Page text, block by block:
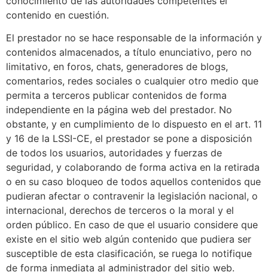
contenido en cuestión.
El prestador no se hace responsable de la información y
contenidos almacenados, a título enunciativo, pero no
limitativo, en foros, chats, generadores de blogs,
comentarios, redes sociales o cualquier otro medio que
permita a terceros publicar contenidos de forma
independiente en la página web del prestador. No
obstante, y en cumplimiento de lo dispuesto en el art. 11
y 16 de la LSSI-CE, el prestador se pone a disposición
de todos los usuarios, autoridades y fuerzas de
seguridad, y colaborando de forma activa en la retirada
o en su caso bloqueo de todos aquellos contenidos que
pudieran afectar o contravenir la legislación nacional, o
internacional, derechos de terceros o la moral y el
orden público. En caso de que el usuario considere que
existe en el sitio web algún contenido que pudiera ser
susceptible de esta clasificación, se ruega lo notifique
de forma inmediata al administrador del sitio web.